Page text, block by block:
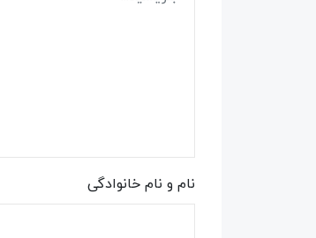
نام و نام خانوادگی